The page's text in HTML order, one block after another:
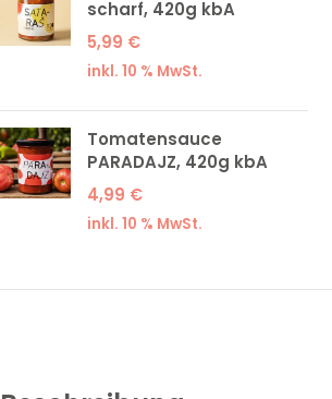
scharf, 420g kbA
5,99 €
inkl. 10 % MwSt.
Tomatensauce
PARADAJZ, 420g kbA
4,99 €
inkl. 10 % MwSt.